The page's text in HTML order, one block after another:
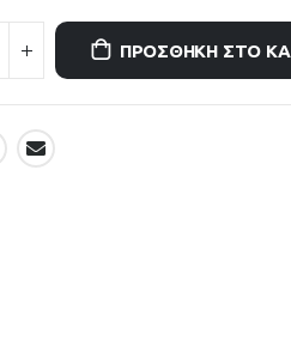
ΠΡΟΣΘΉΚΗ ΣΤΟ